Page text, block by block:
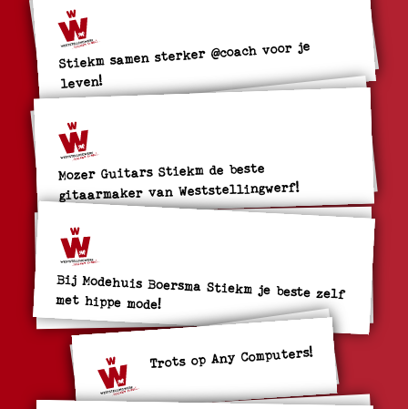
Stiekm samen sterker @coach voor je
leven!
Mozer Guitars Stiekm de beste
gitaarmaker van Weststellingwerf!
Bij Modehuis Boersma Stiekm je beste zelf
met hippe mode!
Trots op Any Computers!